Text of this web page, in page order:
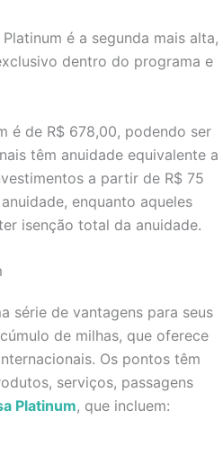
é a segunda mais alta,
dentro do programa e
é de R$ 678,00, podendo ser
têm anuidade equivalente a
a partir de R$ 75
enquanto aqueles
isenção total da anuidade.
série de vantagens para seus
de milhas, que oferece
Os pontos têm
serviços, passagens
Platinum, que incluem: